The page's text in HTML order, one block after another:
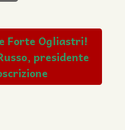
Forte Ogliastri!
presidente